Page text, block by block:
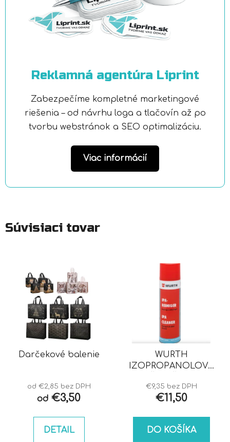
Reklamná agentúra Liprint
Zabezpečíme kompletné marketingové
riešenia – od návrhu loga a tlačovín až po
tvorbu webstránok a SEO optimalizáciu.
Viac informácií
Súvisiaci tovar
Darčekové balenie
od €2,85 bez DPH
od €3,50
DETAIL
WURTH
IZOPROPANOLOVÝ
€9,35 bez DPH
€11,50
DO KOŠÍKA